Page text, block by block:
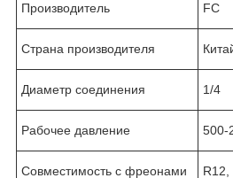
Производитель FC
Страна производителя
Диаметр соединения 1/4
Рабочее давление 500-
Совместимость с фреонами
R12,